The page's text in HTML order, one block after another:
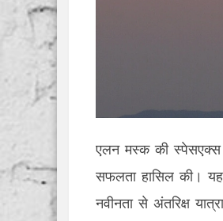
एलन मस्क की स्पेसएक्स
सफलता हासिल की।
नवीनता से अंतरिक्ष